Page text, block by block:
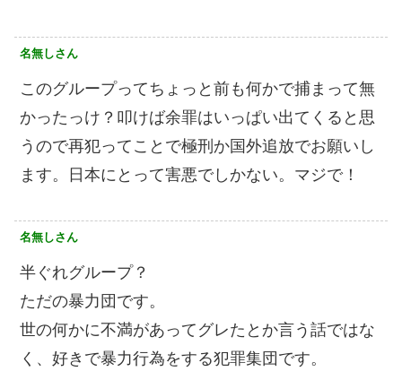
名無しさん
このグループってちょっと前も何かで捕まって無
かったっけ？叩けば余罪はいっぱい出てくると思
うので再犯ってことで極刑か国外追放でお願いし
ます。日本にとって害悪でしかない。マジで！
名無しさん
半ぐれグループ？
ただの暴力団です。
世の何かに不満があってグレたとか言う話ではな
く、好きで暴力行為をする犯罪集団です。